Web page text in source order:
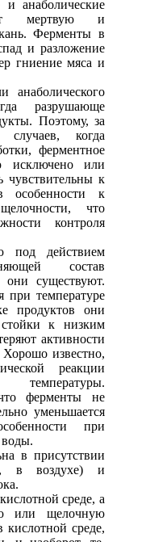
и анаболические
мертвую и
Ферменты в
и разложение
гниение мяса и
анаболического
разрушающе
Поэтому, за
когда
ферментное
исключено или
чувствительны к
особенности к
что
контроля
под действием
состав
они существуют.
при температуре
продуктов они
к низким
активности
известно,
реакции
ферменты не
уменьшается
при
воды.
в присутствии
в воздухе) и
среде, а
или щелочную
среде,